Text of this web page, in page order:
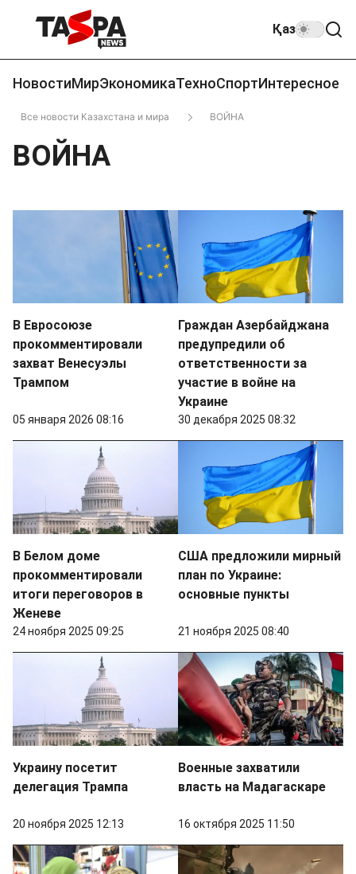
Қаз
НовостиМирЭкономикаТехноСпортИнтересное
Все новости Казахстана и мира ВОЙНА
ВОЙНА
В Евросоюзе
прокомментировали
захват Венесуэлы
Трампом
05 января 2026 08:16
Граждан Азербайджана
предупредили об
ответственности за
участие в войне на
Украине
30 декабря 2025 08:32
В Белом доме
прокомментировали
итоги переговоров в
Женеве
24 ноября 2025 09:25
США предложили мирный
план по Украине:
основные пункты
21 ноября 2025 08:40
Украину посетит
делегация Трампа
20 ноября 2025 12:13
Военные захватили
власть на Мадагаскаре
16 октября 2025 11:50